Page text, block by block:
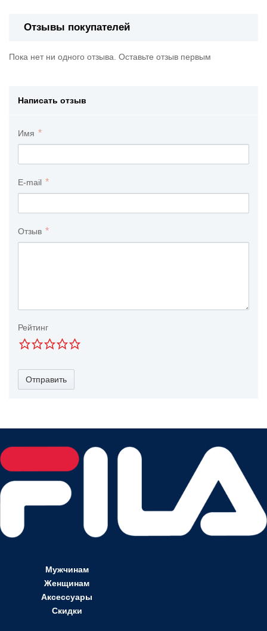
Отзывы покупателей
Пока нет ни одного отзыва. Оставьте отзыв первым
Написать отзыв
Имя
E-mail
Отзыв
Рейтинг
Отправить
Мужчинам
Женщинам
Аксессуары
Скидки